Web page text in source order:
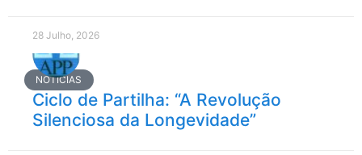
28 Julho, 2026
NOTÍCIAS
Ciclo de Partilha: “A Revolução
Silenciosa da Longevidade”